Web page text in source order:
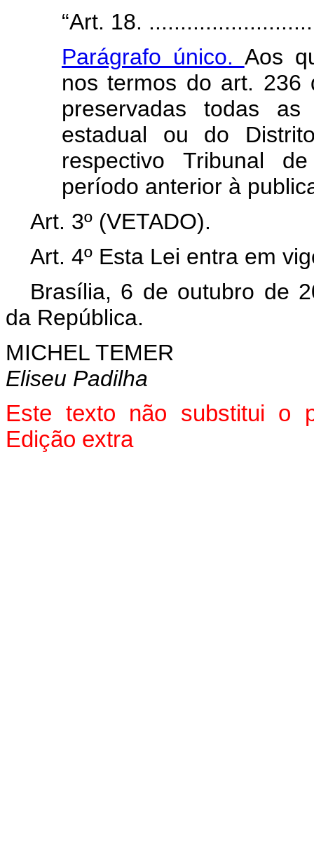
“Art. 18.
Parágrafo único. Aos
nos termos do art. 236
preservadas todas
estadual ou do
respectivo Tribunal
período anterior à
Art. 3º (VETADO).
Art. 4º Esta Lei entra em
Brasília, 6 de outubro de
da República.
MICHEL TEMER
Eliseu Padilha
Este texto não substitui o
Edição extra